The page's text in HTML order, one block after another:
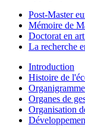
Post-Master
Mémoire de
Doctorat en
La recherche
Introduction
Histoire de
Organigramme
Organes de
Organisation